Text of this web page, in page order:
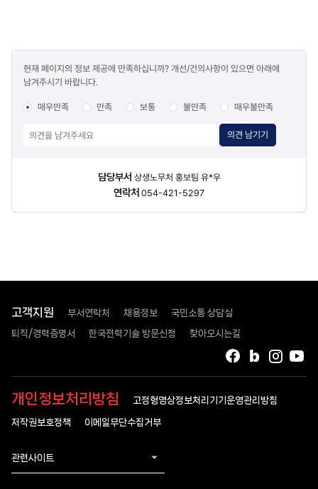
만족도
조사
현재 페이지의 정보 제공에 만족하십니까? 개선/건의사항이 있으면 아래에
남겨주시기 바랍니다.
매우만족 만족 보통 불만족 매우불만족
의견 남기기
담당부서 상생노무처 홍보팀 유*우
연락처 054-421-5297
고객지원 부서연락처 채용정보 국민소통 상담실
퇴직/경력증명서 한국전력기술 방문신청 찾아오시는길
인스
블로그
페이스북
개인정보처리방침 고정형영상정보처리기기운영관리방침
저작권보호정책 이메일무단수집거부
관련사이트